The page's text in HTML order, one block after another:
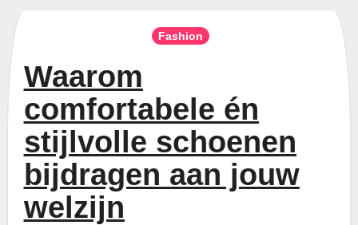
Fashion
Waarom
comfortabele én
stijlvolle schoenen
bijdragen aan jouw
welzijn